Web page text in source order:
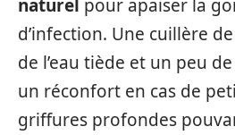
naturel pour apaiser la
d’infection. Une cuillère
de l’eau tiède et un peu
un réconfort en cas de
griffures profondes